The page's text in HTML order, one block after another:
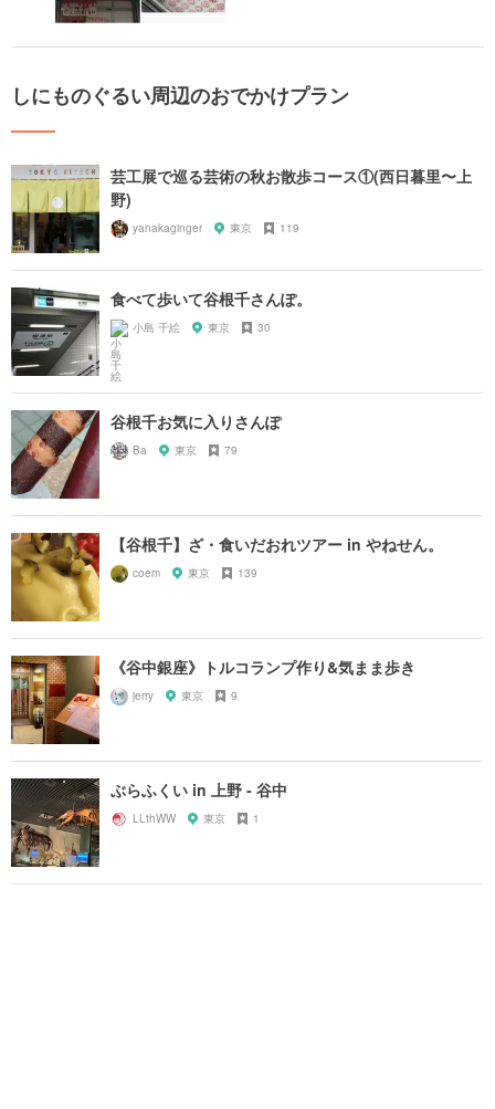
しにものぐるい周辺のおでかけプラン
芸工展で巡る芸術の秋お散歩コース①(西日暮里〜上
野)
yanakaginger 東京 119
食べて歩いて谷根千さんぽ。
小島 千絵 東京 30
谷根千お気に入りさんぽ
Ba 東京 79
【谷根千】ざ・食いだおれツアー in やねせん。
coem 東京 139
《谷中銀座》トルコランプ作り&気まま歩き
jerry 東京 9
ぶらふくい in 上野 - 谷中
LLthWW 東京 1